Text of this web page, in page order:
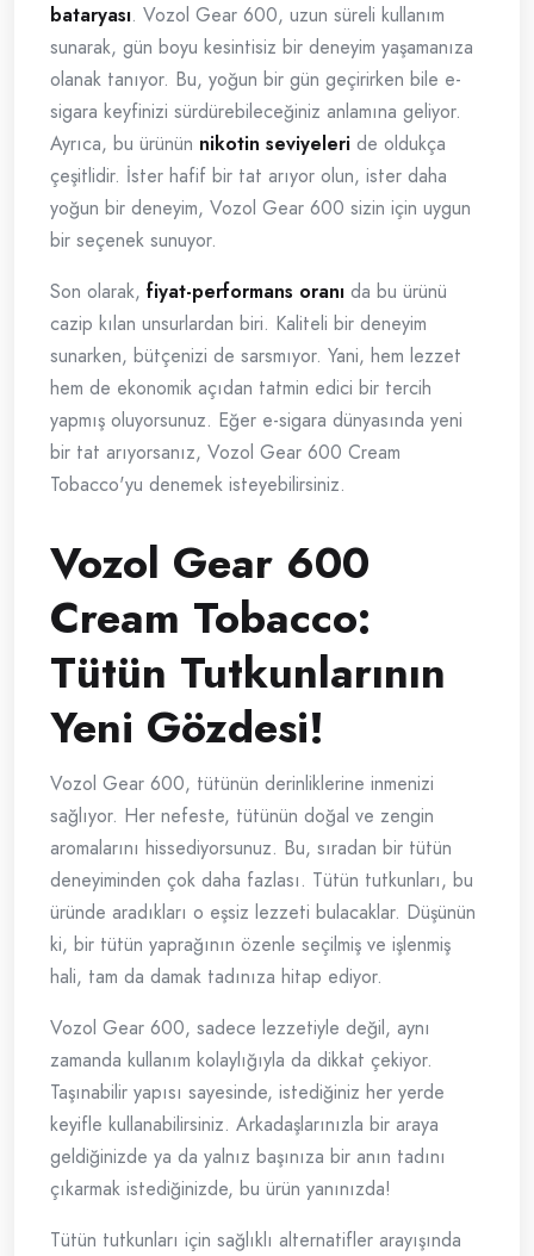
bataryası. Vozol Gear 600, uzun süreli kullanım
sunarak, gün boyu kesintisiz bir deneyim yaşamanıza
olanak tanıyor. Bu, yoğun bir gün geçirirken bile e-
sigara keyfinizi sürdürebileceğiniz anlamına geliyor.
Ayrıca, bu ürünün nikotin seviyeleri de oldukça
çeşitlidir. İster hafif bir tat arıyor olun, ister daha
yoğun bir deneyim, Vozol Gear 600 sizin için uygun
bir seçenek sunuyor.
Son olarak, fiyat-performans oranı da bu ürünü
cazip kılan unsurlardan biri. Kaliteli bir deneyim
sunarken, bütçenizi de sarsmıyor. Yani, hem lezzet
hem de ekonomik açıdan tatmin edici bir tercih
yapmış oluyorsunuz. Eğer e-sigara dünyasında yeni
bir tat arıyorsanız, Vozol Gear 600 Cream
Tobacco'yu denemek isteyebilirsiniz.
Vozol Gear 600
Cream Tobacco:
Tütün Tutkunlarının
Yeni Gözdesi!
Vozol Gear 600, tütünün derinliklerine inmenizi
sağlıyor. Her nefeste, tütünün doğal ve zengin
aromalarını hissediyorsunuz. Bu, sıradan bir tütün
deneyiminden çok daha fazlası. Tütün tutkunları, bu
üründe aradıkları o eşsiz lezzeti bulacaklar. Düşünün
ki, bir tütün yaprağının özenle seçilmiş ve işlenmiş
hali, tam da damak tadınıza hitap ediyor.
Vozol Gear 600, sadece lezzetiyle değil, aynı
zamanda kullanım kolaylığıyla da dikkat çekiyor.
Taşınabilir yapısı sayesinde, istediğiniz her yerde
keyifle kullanabilirsiniz. Arkadaşlarınızla bir araya
geldiğinizde ya da yalnız başınıza bir anın tadını
çıkarmak istediğinizde, bu ürün yanınızda!
Tütün tutkunları için sağlıklı alternatifler arayışında